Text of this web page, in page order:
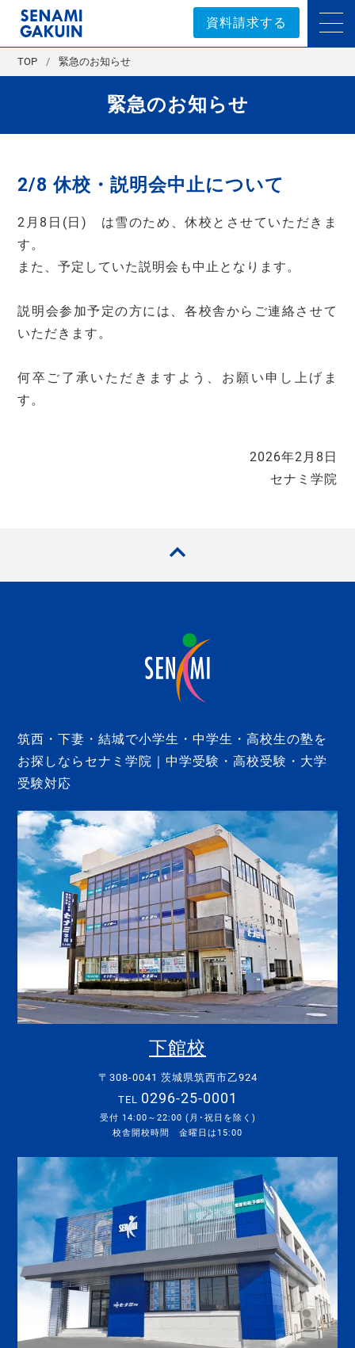
セナミ学院｜学習塾
資料請求する
TOP 緊急のお知らせ
緊急のお知らせ
2/8 休校・説明会中止について
2月8日(日) は雪のため、休校とさせていただきま
す。
また、予定していた説明会も中止となります。
説明会参加予定の方には、各校舎からご連絡させて
いただきます。
何卒ご了承いただきますよう、お願い申し上げま
す。
2026年2月8日
セナミ学院
筑西・下妻・結城で小学生・中学生・高校生の塾を
お探しならセナミ学院｜中学受験・高校受験・大学
受験対応
下館校
〒308-0041 茨城県筑西市乙924
TEL 0296-25-0001
受付 14:00～22:00 (月･祝日を除く)
校舎開校時間 金曜日は15:00